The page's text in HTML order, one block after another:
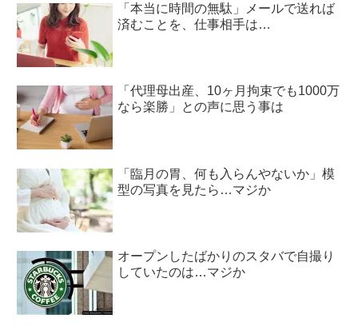
「本当に時間の無駄」メールで送れば
済むことを、仕事相手は…
「代理母出産、10ヶ月拘束でも1000万
なら楽勝」との声に思う事は
「臨月の胃、何も入らんやないか」模
型の写真を見たら…マジか
オープンしたばかりのスタバで自撮り
していたのは…マジか